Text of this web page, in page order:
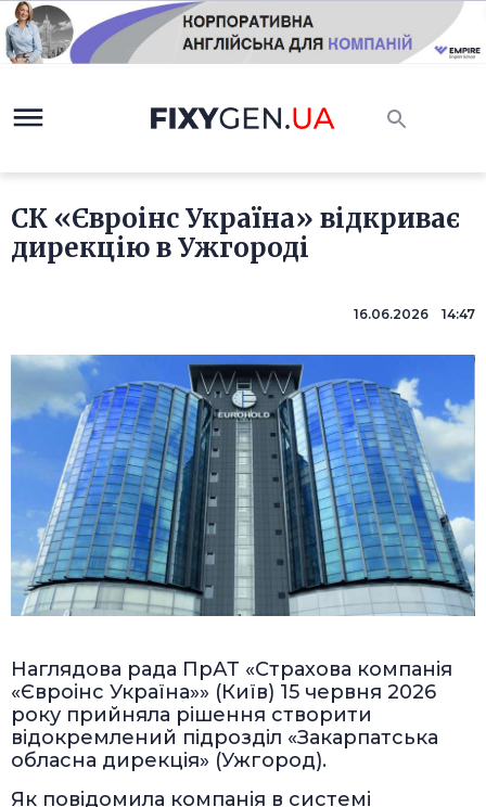
СК «Євроінс Україна» відкриває
дирекцію в Ужгороді
16.06.2026 14:47
Наглядова рада ПрАТ «Страхова компанія
«Євроінс Україна»» (Київ) 15 червня 2026
року прийняла рішення створити
відокремлений підрозділ «Закарпатська
обласна дирекція» (Ужгород).
Як повідомила компанія в системі